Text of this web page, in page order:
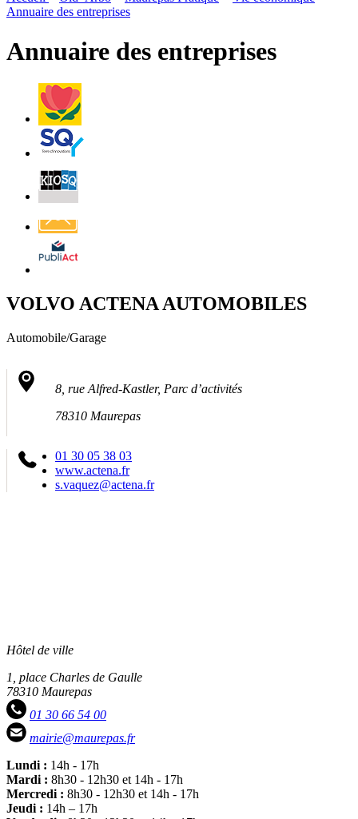
page flux
Annuaire des entreprises
Annuaire des entreprises
Villes
et
Villages
Fleuris
Saint-
Quentin
Billetterie
Affichage
légal
VOLVO ACTENA AUTOMOBILES
Automobile/Garage
8, rue Alfred-Kastler, Parc d’activités
78310 Maurepas
01 30 05 38 03
www.actena.fr
s.vaquez@actena.fr
Hôtel de ville
1, place Charles de Gaulle
78310 Maurepas
01 30 66 54 00
mairie@maurepas.fr
Lundi : 14h - 17h
Mardi : 8h30 - 12h30 et 14h - 17h
Mercredi : 8h30 - 12h30 et 14h - 17h
Jeudi : 14h – 17h